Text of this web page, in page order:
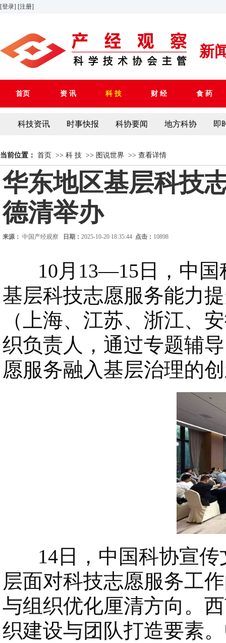
[登录] [注册]
新
首页 资 讯 科 技 财 经 食 药
科技资讯 时事快报 科协要闻 地方科协 即
当前位置： 首页 >> 科 技 >> 图说世界 >> 查看详情
华东地区基层科技
德清举办
来源： 中国产经观察 日期： 2025-10-20 18:35:44 点击： 10898
10月13—15日，中国
基层科技志愿服务能力
（上海、江苏、浙江、
织负责人，通过专题辅
愿服务融入基层治理的
14日，中国科协宣传
层面对科技志愿服务工
与组织优化厘清方向。
织建设与团队打造要素